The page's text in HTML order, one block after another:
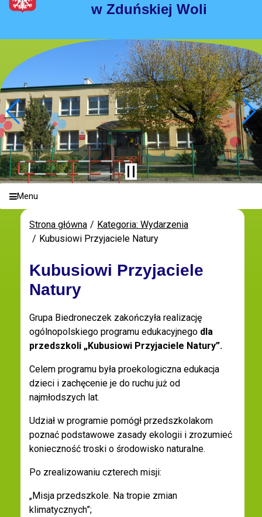
w Zduńskiej Woli
Menu
Strona główna
Kategoria: Wydarzenia
Kubusiowi Przyjaciele Natury
Kubusiowi Przyjaciele
Natury
Grupa Biedroneczek zakończyła realizację
ogólnopolskiego programu edukacyjnego dla
przedszkoli „Kubusiowi Przyjaciele Natury”.
Celem programu była proekologiczna edukacja
dzieci i zachęcenie je do ruchu już od
najmłodszych lat.
Udział w programie pomógł przedszkolakom
poznać podstawowe zasady ekologii i zrozumieć
konieczność troski o środowisko naturalne.
Po zrealizowaniu czterech misji:
„Misja przedszkole. Na tropie zmian
klimatycznych”;